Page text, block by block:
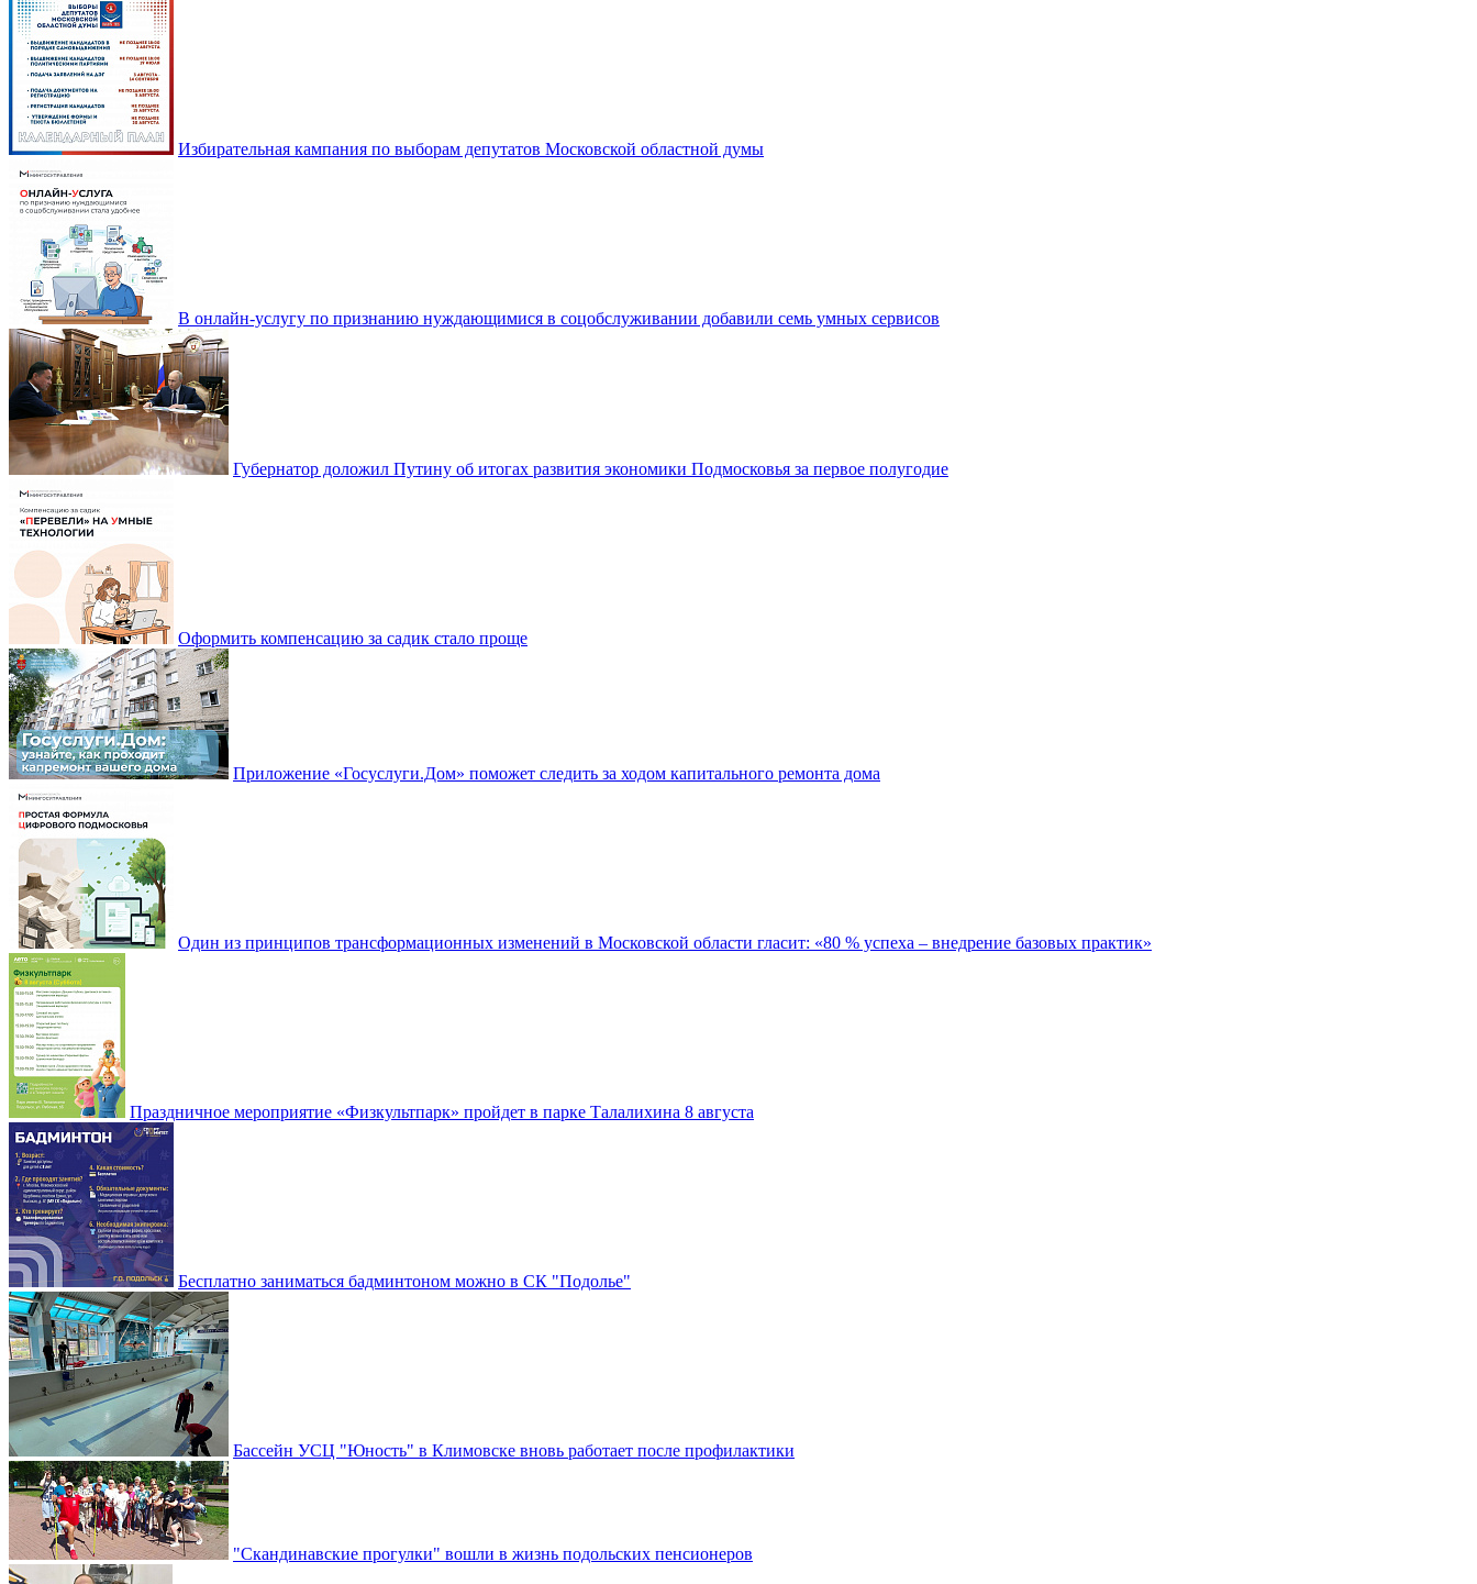
Избирательная кампания по выборам депутатов Московской областной думы
В онлайн-услугу по признанию нуждающимися в соцобслуживании добавили семь умных сервисов
Губернатор доложил Путину об итогах развития экономики Подмосковья за первое полугодие
Оформить компенсацию за садик стало проще
Приложение «Госуслуги.Дом» поможет следить за ходом капитального ремонта дома
Один из принципов трансформационных изменений в Московской области гласит: «80 % успеха – внедрение базовых практик»
Праздничное мероприятие «Физкультпарк» пройдет в парке Талалихина 8 августа
Бесплатно заниматься бадминтоном можно в СК "Подолье"
Бассейн УСЦ "Юность" в Климовске вновь работает после профилактики
"Скандинавские прогулки" вошли в жизнь подольских пенсионеров